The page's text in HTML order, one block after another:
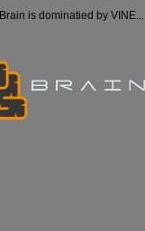
Brain is dominatied by VINE...